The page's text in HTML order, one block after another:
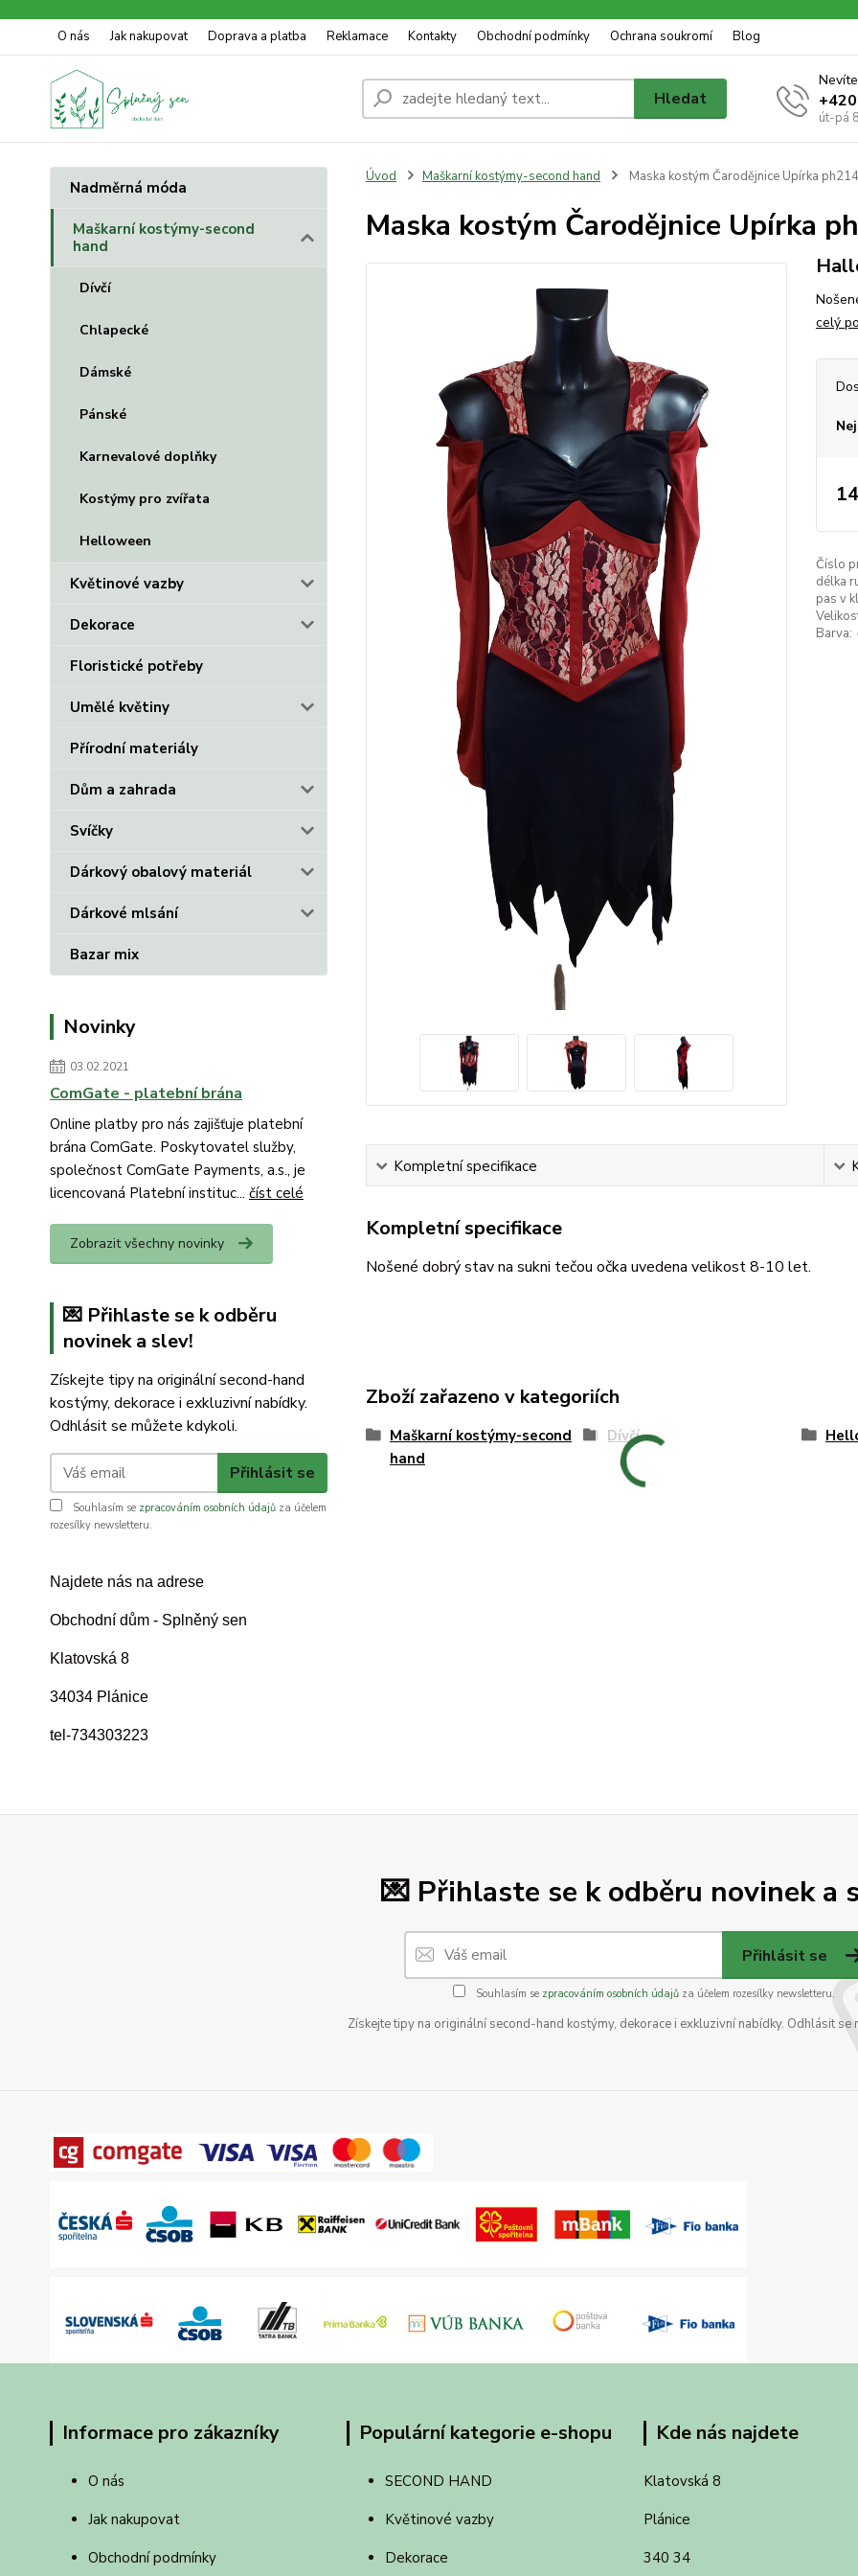
O nás Jak nakupovat Doprava a platba Reklamace Kontakty Obchodní podmínky Ochrana soukromí Blog
Hledat
út-pá
Nadměrná móda
Maškarní kostýmy-second
hand
Dívčí
Chlapecké
Dámské
Pánské
Karnevalové doplňky
Kostýmy pro zvířata
Helloween
Květinové vazby
Dekorace
Floristické potřeby
Umělé květiny
Přírodní materiály
Dům a zahrada
Svíčky
Dárkový obalový materiál
Dárkové mlsání
Bazar mix
Novinky
03.02.2021
ComGate - platební brána
Online platby pro nás zajišťuje platební
brána ComGate. Poskytovatel služby,
společnost ComGate Payments, a.s., je
licencovaná Platební instituc... číst celé
Zobrazit všechny novinky
💌 Přihlaste se k odběru
novinek a slev!
Získejte tipy na originální second-hand
kostýmy, dekorace i exkluzivní nabídky.
Odhlásit se můžete kdykoli.
Přihlásit se
Souhlasím se zpracováním osobních údajů za účelem
rozesílky newsletteru.
Najdete nás na adrese
Obchodní dům - Splněný sen
Klatovská 8
34034 Plánice
tel-734303223
Úvod Maškarní kostýmy-second hand Maska kostým Čarodějnice Upírka
Maska kostým Čarodějnice Upírka
celý
Číslo
délka
pas v
Barva:
Kompletní specifikace
Kompletní specifikace
Nošené dobrý stav na sukni tečou očka uvedena velikost 8-10 let.
Zboží zařazeno v kategoriích
Maškarní kostýmy-second
hand
Dívčí
💌 Přihlaste se k odběru novinek a
Přihlásit se
Souhlasím se zpracováním osobních údajůza účelem rozesílky newsletteru.
Získejte tipy na originální second-hand kostýmy, dekorace i exkluzivní nabídky. Odhlásit se
Informace pro zákazníky
O nás
Jak nakupovat
Obchodní podmínky
Populární kategorie e-shopu
SECOND HAND
Květinové vazby
Dekorace
Kde nás najdete
Klatovská 8
Plánice
340 34